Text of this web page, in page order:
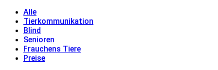
Alle
Tierkommunikation
Blind
Senioren
Frauchens Tiere
Preise